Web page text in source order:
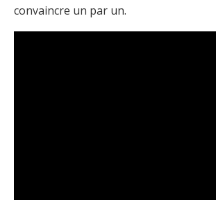
convaincre un par un.